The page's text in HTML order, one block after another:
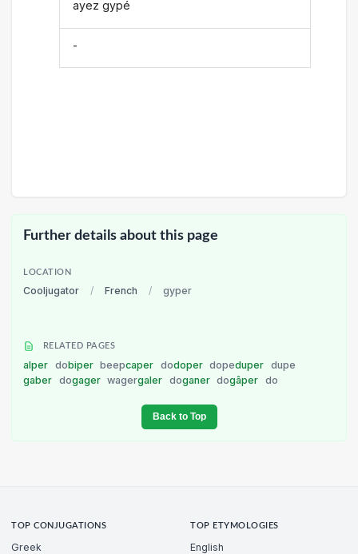
ayez gypé
-
Further details about this page
LOCATION
Cooljugator / French / gyper
RELATED PAGES
alper dobiper beepcaper dodoper dopeduper dupe
gaber dogager wagergaler doganer dogâper do
Back to Top
TOP CONJUGATIONS
Greek
TOP ETYMOLOGIES
English